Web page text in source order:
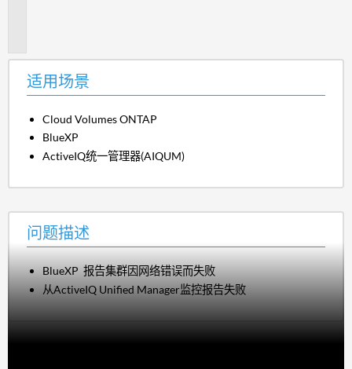
适用场景
Cloud Volumes ONTAP
BlueXP
ActiveIQ统一管理器(AIQUM)
问题描述
BlueXP 报告集群因网络错误而失败
从ActiveIQ Unified Manager监控报告失败